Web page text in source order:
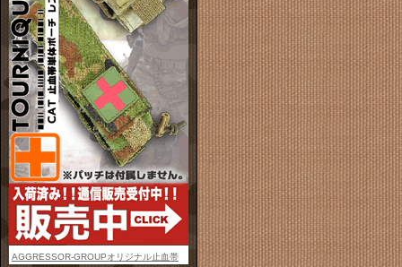
AGGRESSOR-GROUPオリジナル止血帯